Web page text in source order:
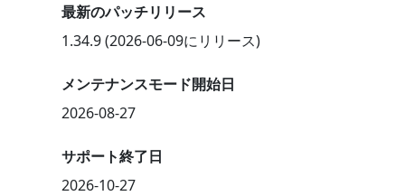
最新のパッチリリース
1.34.9 (2026-06-09にリリース)
メンテナンスモード開始日
2026-08-27
サポート終了日
2026-10-27